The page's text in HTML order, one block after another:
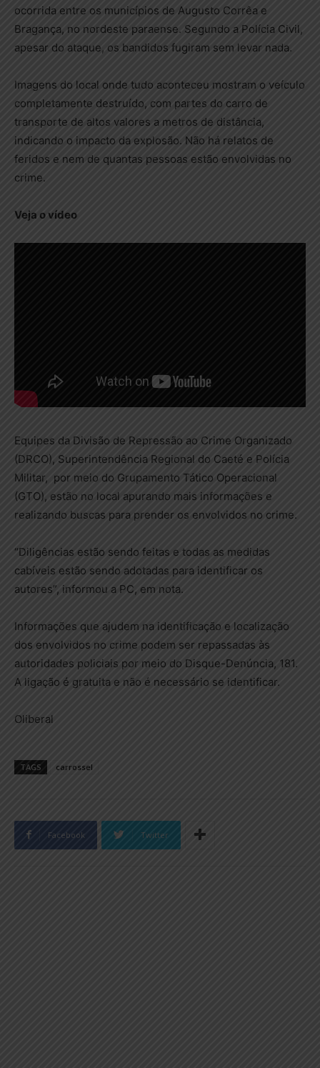
ocorrida entre os municípios de Augusto Corrêa e
Bragança, no nordeste paraense. Segundo a Polícia Civil,
apesar do ataque, os bandidos fugiram sem levar nada.
Imagens do local onde tudo aconteceu mostram o veículo
completamente destruído, com partes do carro de
transporte de altos valores a metros de distância,
indicando o impacto da explosão. Não há relatos de
feridos e nem de quantas pessoas estão envolvidas no
crime.
Veja o vídeo
Equipes da Divisão de Repressão ao Crime Organizado
(DRCO), Superintendência Regional do Caeté e Polícia
Militar, por meio do Grupamento Tático Operacional
(GTO), estão no local apurando mais informações e
realizando buscas para prender os envolvidos no crime.
“Diligências estão sendo feitas e todas as medidas
cabíveis estão sendo adotadas para identificar os
autores”, informou a PC, em nota.
Informações que ajudem na identificação e localização
dos envolvidos no crime podem ser repassadas às
autoridades policiais por meio do Disque-Denúncia, 181.
A ligação é gratuita e não é necessário se identificar.
Oliberal
TAGS carrossel
Facebook Twitter